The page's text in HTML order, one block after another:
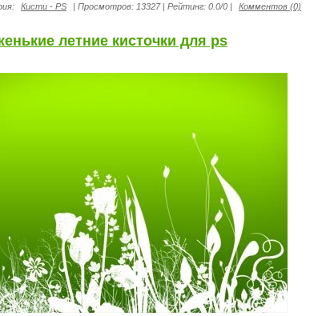
Кисти - PS | Просмотров: 13327 | Рейтинг: 0.0/0 | Комментов (0)
летние кисточки для ps